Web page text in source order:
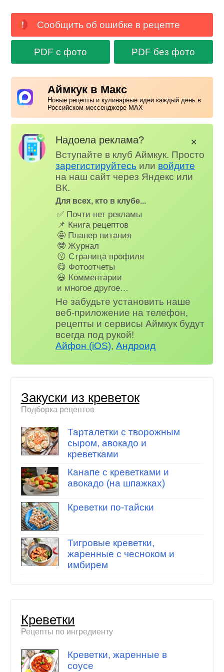
Сообщить об ошибке в рецепте
PDF с фото PDF без фото
Аймкук в Макс
Новые рецепты и кулинарные идеи каждый день в
Российском мессенджере MAX
Надоела реклама?
Вступайте в клуб Аймкук. Просто
зарегистируйтесь или войдите
на наш сайт через Яндекс или
ВК.
Для всех, кто в клубе...
✅ Почти нет рекламы
📌 Книга рецептов
🤩 Планер питания
🤓 Журнал
😗 Страница профиля
😋 Фотоотчеты
😃 Комментарии
и многое другое…
Не забудьте установить наше
веб-приложение на телефон,
рецепты и сервисы Аймкук будут
всегда под рукой!
Айфон (iOS),Андроид
✕
Закуски из креветок
Подборка рецептов
Тарталетки с творожным
сыром, авокадо и
креветками
Канапе с креветками и
авокадо (на шпажках)
Креветки по-тайски
Тигровые креветки,
жаренные с чесноком и
имбирем
Креветки
Рецепты по ингредиенту
Креветки, жаренные в
соусе